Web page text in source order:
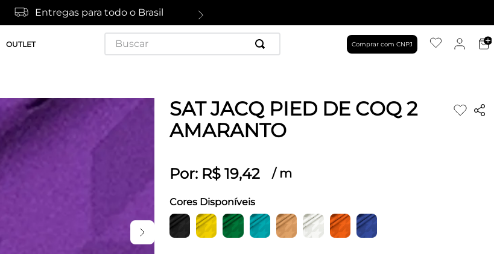
Entregas para todo o Brasil
OUTLET
Buscar
Comprar com CNPJ
SAT JACQ PIED DE COQ 2
AMARANTO
Por: R$ 19,42 / m
Cores Disponíveis